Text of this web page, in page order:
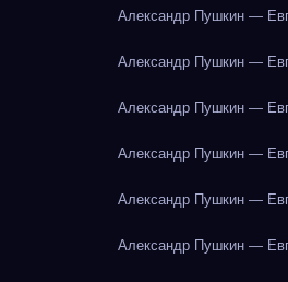
Александр Пушкин —
Александр Пушкин —
Александр Пушкин —
Александр Пушкин —
Александр Пушкин —
Александр Пушкин —